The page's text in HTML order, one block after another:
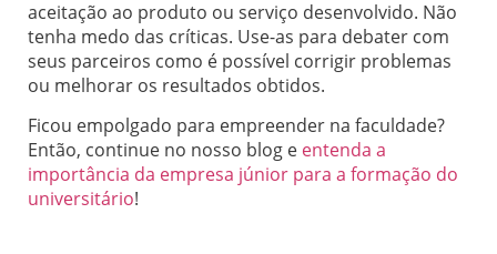
aceitação ao produto ou serviço desenvolvido. Não
tenha medo das críticas. Use-as para debater com
seus parceiros como é possível corrigir problemas
ou melhorar os resultados obtidos.
Ficou empolgado para empreender na faculdade?
Então, continue no nosso blog e entenda a
importância da empresa júnior para a formação do
universitário!